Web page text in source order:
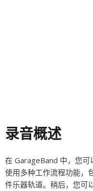
录音概述
在 GarageBand 中，您可
使用多种工作流程功能，
件乐器轨道。稍后，您可